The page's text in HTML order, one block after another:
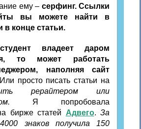
ему – серфинг. Ссылки
вы можете найти в
в конце статьи.
владеет даром
то может работать
наполняя сайт
Или просто писать статьи на
рерайтером или
Я попробовала
бирже статей Адвего.За
знаков получила 150